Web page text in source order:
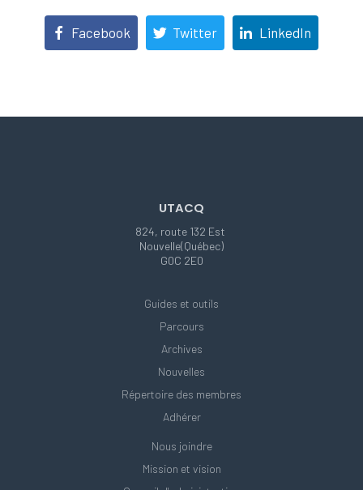
Facebook Twitter LinkedIn
UTACQ
824, route 132 Est
Nouvelle(Québec)
G0C 2E0
Guides et outils
Parcours
Archives
Nouvelles
Répertoire des membres
Adhérer
Nous joindre
Mission et vision